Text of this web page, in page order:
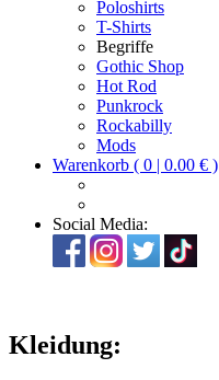
Poloshirts
T-Shirts
Begriffe
Gothic Shop
Hot Rod
Punkrock
Rockabilly
Mods
Warenkorb ( 0 | 0.00 € )
Social Media:
Kleidung: